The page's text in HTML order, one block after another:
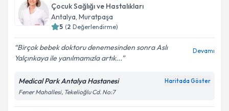
Çocuk Sağlığı ve Hastalıkları
Antalya, Muratpaşa
5 (2 Değerlendirme)
Birçok bebek doktoru denemesinden sonra Aslı
Yalçınkaya ile yanılmamızla artık...
Devamı
Medical Park Antalya Hastanesi Haritada Göster
Fener Mahallesi, Tekelioğlu Cd. No:7